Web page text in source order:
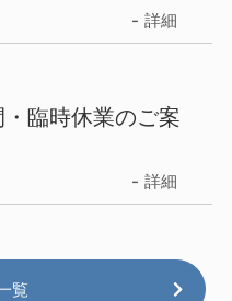
詳細
臨時休業のご案
詳細
覧